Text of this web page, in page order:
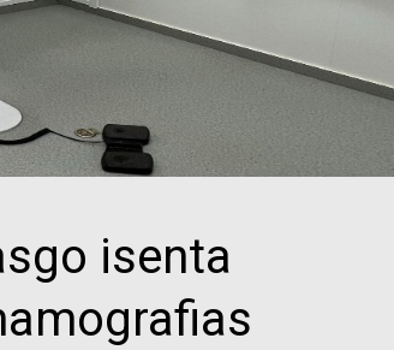
isenta